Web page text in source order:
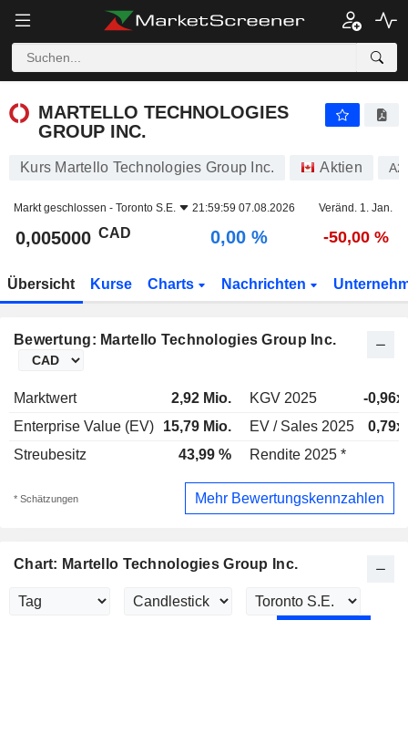
MARTELLO TECHNOLOGIES
GROUP INC.
Kurs Martello Technologies Group Inc. Aktien
Markt geschlossen - Toronto S.E. 21:59:59 07.08.2026 Veränd. 1. Jan.
0,005000 CAD 0,00 % -50,00 %
Übersicht Kurse Charts Nachrichten
Bewertung: Martello Technologies Group Inc.
Marktwert 2,92 Mio. KGV 2025
-0,96x
Enterprise Value (EV)
15,79 Mio. EV / Sales 2025
0,79x
Streubesitz
43,99 % Rendite 2025 *
* Schätzungen Mehr Bewertungskennzahlen
Chart: Martello Technologies Group Inc.